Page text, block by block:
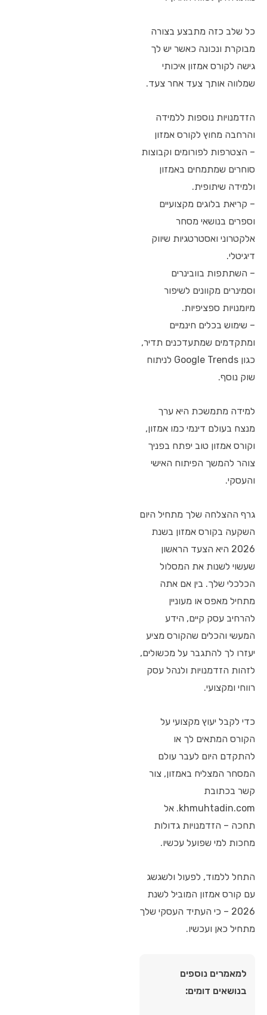
כל שלב כזה מתבצע בצורה
מבוקרת ונכונה כאשר יש לך
גישה לקורס אמזון איכותי
שמלווה אותך צעד אחר צעד.
הזדמנויות נוספות ללמידה
והרחבה מחוץ לקורס אמזון
– הצטרפות לפורומים וקבוצות
סוחרים שמתמחים באמזון
ולמידה שיתופית.
– קריאת בלוגים מקצועיים
וספרים בנושאי מסחר
אלקטרוני ואסטרטגיות שיווק
דיגיטלי.
– השתתפות בוובינרים
וסמינרים מקוונים לשיפור
מיומנויות ספציפיות.
– שימוש בכלים חינמיים
ומתקדמים שמתעדכנים תדיר,
כגון Google Trends לניתוח
שוק נוסף.
למידה מתמשכת היא ערך
מנצח בעולם דינמי כמו אמזון,
וקורס אמזון טוב יפתח בפניך
צוהר להמשך הפיתוח האישי
והעסקי.
גרף ההצלחה שלך מתחיל היום
השקעה בקורס אמזון בשנת
2026 היא הצעד הראשון
שעשוי לשנות את המסלול
הכלכלי שלך. בין אם אתה
מתחיל מאפס או מעוניין
להרחיב עסק קיים, הידע
המעשי והכלים שהקורס מציע
יעזרו לך להתגבר על מכשולים,
לזהות הזדמנויות ולנהל עסק
רווחי ומקצועי.
כדי לקבל יעוץ מקצועי על
הקורס המתאים לך או
להתקדם היום לעבר עולם
המסחר המצליח באמזון, צור
קשר בכתובת
khmuhtadin.com. אל
תחכה – הזדמנויות גדולות
מחכות למי שפועל עכשיו.
התחל ללמוד, לפעול ולשגשג
עם קורס אמזון המוביל לשנת
2026 – כי העתיד העסקי שלך
מתחיל כאן ועכשיו.
למאמרים נוספים
בנושאים דומים: